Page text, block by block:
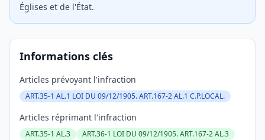
Églises et de l'État.
Informations clés
Articles prévoyant l'infraction
ART.35-1 AL.1 LOI DU 09/12/1905. ART.167-2 AL.1 C.P.LOCAL.
Articles réprimant l'infraction
ART.35-1 AL.3
ART.36-1 LOI DU 09/12/1905. ART.167-2 AL.3